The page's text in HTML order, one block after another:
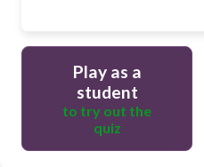
Play as a
student
to try out the
quiz